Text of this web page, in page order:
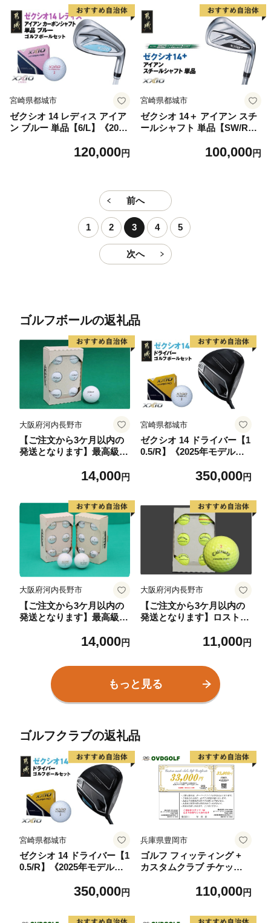
GH neo スチールシャフト ゴ
ルフ用品 スポーツ用品 日本
製 MADE IN JAPAN 国産 ゴ
ルフクラブ
P1400L カーボンシャフト レ
ディス ゴルフ用品 スポーツ
用品 日本製 MADE IN JAPA
N 国産 ゴルフクラブ
宮崎県都城市
ゼクシオ 14 レディス アイア
ン ブルー 単品【6/L】《2025
ト_GV-C703-6L _(都城市)ダ
ディス ゴルフ用品 スポーツ
用品 日本製 MADE IN JAPA
N 国産 ゴルフクラブ
120,000円
宮崎県都城市
ゼクシオ 14＋ アイアン スチ
ールシャフト 単品【SW/R】
SWR _(都城市)ダンロップ ゼ
ルフ用品 スポーツ用品 日本
製 MADE IN JAPAN 国産 ゴ
ルフクラブ
100,000円
前へ
1 2 3 4 5
次へ
ゴルフボールの返礼品
大阪府河内長野市
【ご注文から3ケ月以内の
発送となります】最高級・
2 【タイトリスト PRO
ル 6個×2 ゴルフ ロストボ
ールセット ｜練習用 ゴル
フボール ブランド 12球 中
古球 初心者向け
14,000円
宮崎県都城市
ゼクシオ 14 ドライバー【1
0.5/R】《2025年モデル》
701-105R _(都城市)ダンロ
MP1400 カーボンシャフト
ゴルフ用品 スポーツ用品
日本製 MADE IN JAPAN
国産 ゴルフクラブ
350,000円
大阪府河内長野市
【ご注文から3ケ月以内の
発送となります】最高級・
２ 【XXIO PREMIUM
ル 6個×2 ゴルフ ロストボ
ールセット ｜練習用 ゴル
フボール ブランド 12球 中
14,000円
大阪府河内長野市
【ご注文から3ケ月以内の
発送となります】ロストボ
ェイ クロムソフト・X カラ
フ ゴルフボール ボール洗
浄選別済み 練習用カラー
ボール カラフル 送料無料
11,000円
もっと見る
ゴルフクラブの返礼品
宮崎県都城市
ゼクシオ 14 ドライバー【1
0.5/R】《2025年モデル》
701-105R _(都城市)ダンロ
350,000円
兵庫県豊岡市
ゴルフ フィッティング +
カスタムクラブ チケット 3
ルフクラブ 制作 取扱いブ
110,000円